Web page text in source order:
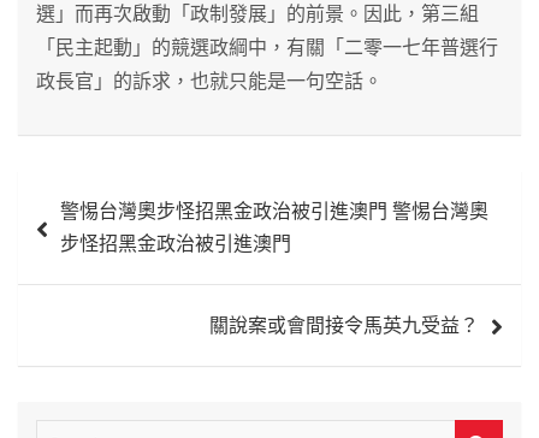
選」而再次啟動「政制發展」的前景。因此，第三組
「民主起動」的競選政綱中，有關「二零一七年普選行
政長官」的訴求，也就只能是一句空話。
章 警惕台灣奧步怪招黑金政治被引進澳門 警惕台灣奧
步怪招黑金政治被引進澳門
關說案或會間接令馬英九受益？